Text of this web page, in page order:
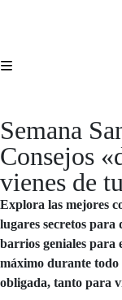
Semana
Consejos
vienes de
Explora las mejores
lugares secretos
barrios geniales para
máximo durante todo
obligada, tanto para